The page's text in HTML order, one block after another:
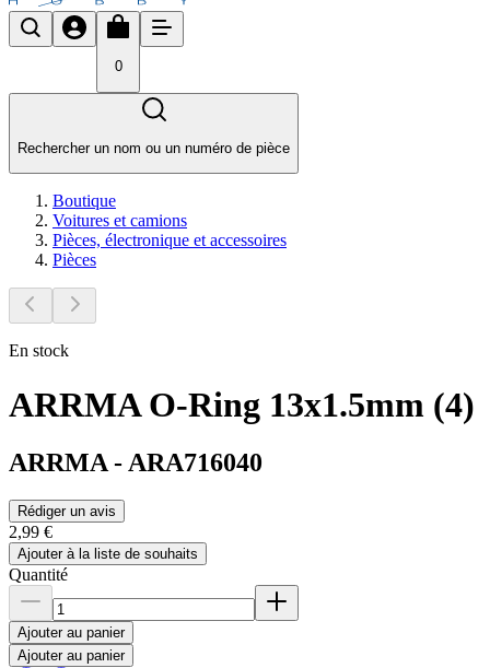
0
Rechercher un nom ou un numéro de pièce
Boutique
Voitures et camions
Pièces, électronique et accessoires
Pièces
En stock
ARRMA O-Ring 13x1.5mm (4)
ARRMA - ARA716040
Rédiger un avis
2,99 €
Ajouter à la liste de souhaits
Quantité
Ajouter au panier
Ajouter au panier